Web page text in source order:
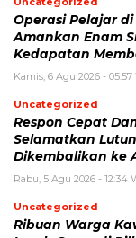
Operasi Pelajar
Amankan Enam
Kedapatan
Kamis, 6 Agu 2026 -
Uncategorized
Respon Cepat
Selamatkan
Dikembalikan ke
Rabu, 5 Agu 2026 - 12:34
Uncategorized
Ribuan Warga